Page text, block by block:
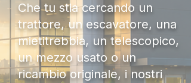
Che tu stia cercando un
trattore, un escavatore, una
mietitrebbia, un telescopico,
un mezzo usato o un
ricambio originale, i nostri